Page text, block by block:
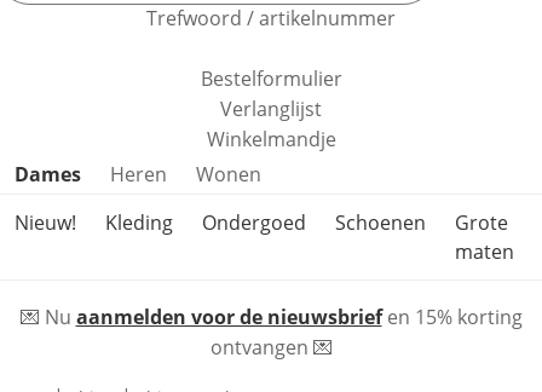
Trefwoord / artikelnummer
Bestelformulier
Verlanglijst
Winkelmandje
Productcategorieën overslaan
Dames Heren
Wonen
Nieuw!
Kleding Ondergoed Schoenen
Grote
maten
💌 Nu aanmelden voor de nieuwsbriefen 15% korting
ontvangen 💌